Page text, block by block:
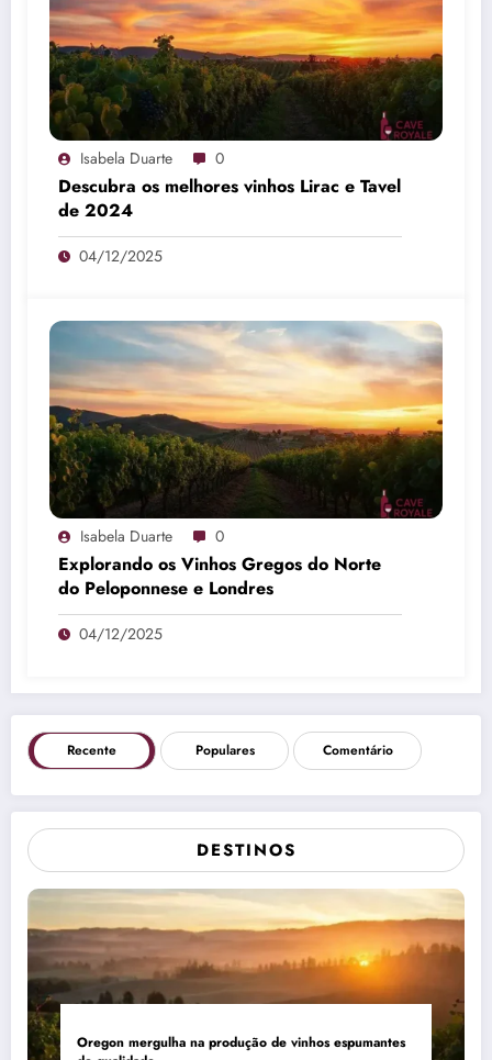
Isabela Duarte 0
Descubra os melhores vinhos Lirac e Tavel
de 2024
04/12/2025
Isabela Duarte 0
Explorando os Vinhos Gregos do Norte
do Peloponnese e Londres
04/12/2025
Recente Populares Comentário
DESTINOS
Oregon mergulha na produção de vinhos espumantes